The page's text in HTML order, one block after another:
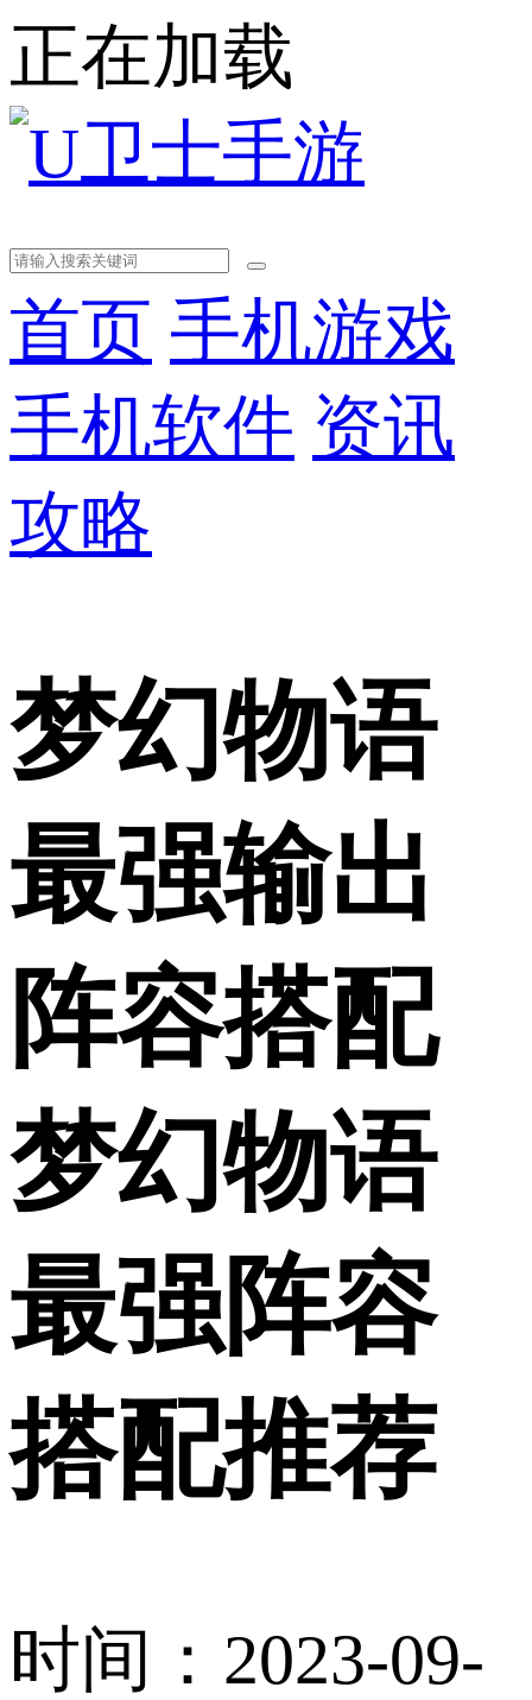
正在加载
首页 手机游戏
手机软件 资讯
攻略
梦幻物语
最强输出
阵容搭配
梦幻物语
最强阵容
搭配推荐
时间：2023-09-